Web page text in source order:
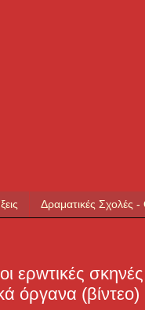
Δραματικές Σχολές
ερwτικές σκηνές
όργανα (βίντεο)